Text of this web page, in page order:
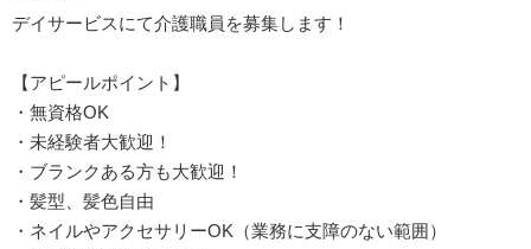
デイサービスにて介護職員を募集します！
【アピールポイント】
・無資格OK
・未経験者大歓迎！
・ブランクある方も大歓迎！
・髪型、髪色自由
・ネイルやアクセサリーOK（業務に支障のない範囲）